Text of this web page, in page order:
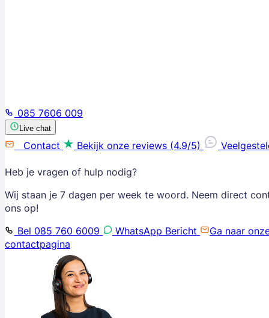
085 7606 009
Live chat
Contact Bekijk onze reviews (4.9/5)
Heb je vragen of hulp nodig?
Wij staan je 7 dagen per week te woord. Neem direct
ons op!
Bel 085 760 6009
WhatsApp Bericht
Ga naar
contactpagina